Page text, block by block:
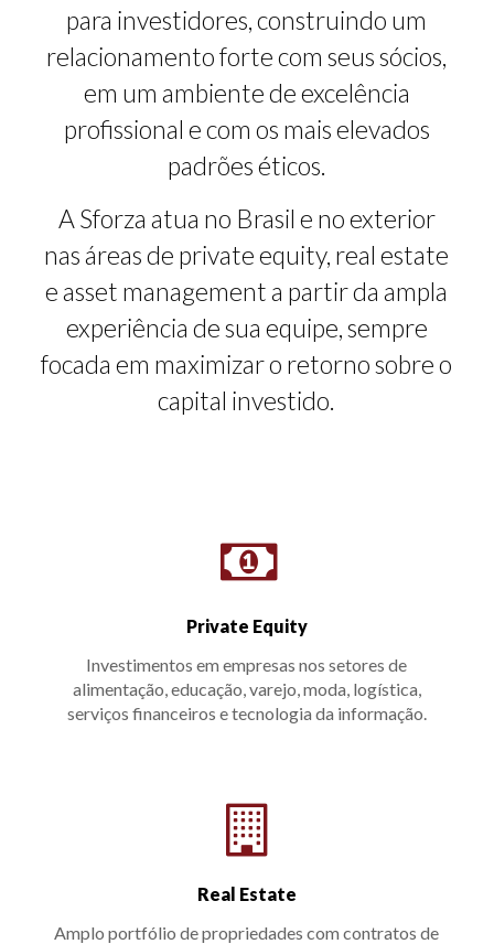
para investidores, construindo um
relacionamento forte com seus sócios,
em um ambiente de excelência
profissional e com os mais elevados
padrões éticos.
A Sforza atua no Brasil e no exterior
nas áreas de private equity, real estate
e asset management a partir da ampla
experiência de sua equipe, sempre
focada em maximizar o retorno sobre o
capital investido.
Private Equity
Investimentos em empresas nos setores de
alimentação, educação, varejo, moda, logística,
serviços financeiros e tecnologia da informação.
Real Estate
Amplo portfólio de propriedades com contratos de